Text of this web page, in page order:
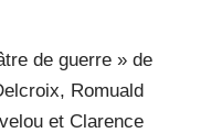
de guerre » de
Romuald
et Clarence